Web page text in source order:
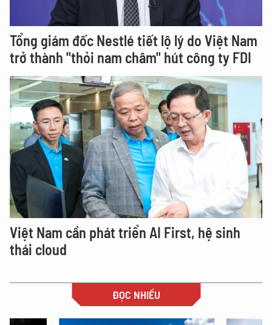
Tổng giám đốc Nestlé tiết lộ lý do Việt Nam
trở thành "thỏi nam châm" hút công ty FDI
Việt Nam cần phát triển AI First, hệ sinh
thái cloud
ĐỌC NHIỀU